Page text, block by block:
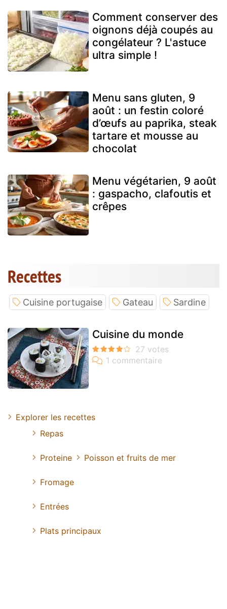
Comment conserver des
oignons déjà coupés au
congélateur ? L'astuce
ultra simple !
Menu sans gluten, 9
août : un festin coloré
d’œufs au paprika, steak
tartare et mousse au
chocolat
Menu végétarien, 9 août
: gaspacho, clafoutis et
crêpes
Recettes
Cuisine portugaise Gateau Sardine
Cuisine du monde
Explorer les recettes
Repas
Proteine Poisson et fruits de mer
Fromage
Entrées
Plats principaux